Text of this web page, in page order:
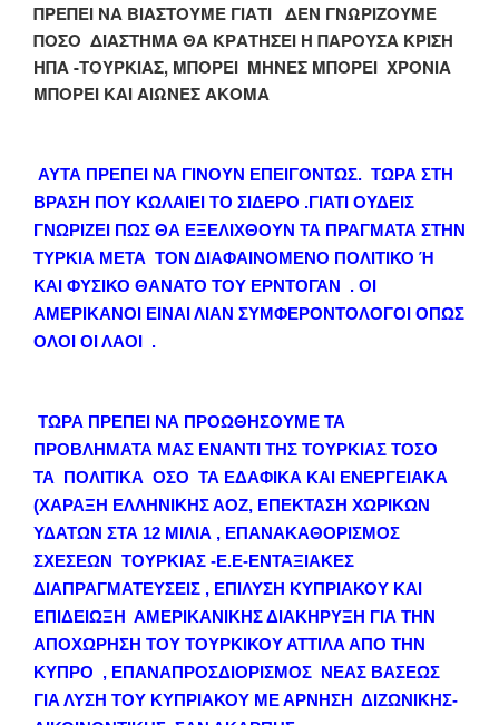
ΠΡΕΠΕΙ ΝΑ ΒΙΑΣΤΟΥΜΕ ΓΙΑΤΙ ΔΕΝ ΓΝΩΡΙΖΟΥΜΕ
ΠΟΣΟ ΔΙΑΣΤΗΜΑ ΘΑ ΚΡΑΤΗΣΕΙ Η ΠΑΡΟΥΣΑ ΚΡΙΣΗ
ΗΠΑ -ΤΟΥΡΚΙΑΣ, ΜΠΟΡΕΙ ΜΗΝΕΣ ΜΠΟΡΕΙ ΧΡΟΝΙΑ
ΜΠΟΡΕΙ ΚΑΙ ΑΙΩΝΕΣ ΑΚΟΜΑ
ΑΥΤΑ ΠΡΕΠΕΙ ΝΑ ΓΙΝΟΥΝ ΕΠΕΙΓΟΝΤΩΣ. ΤΩΡΑ ΣΤΗ
ΒΡΑΣΗ ΠΟΥ ΚΩΛΑΙΕΙ ΤΟ ΣΙΔΕΡΟ .ΓΙΑΤΙ ΟΥΔΕΙΣ
ΓΝΩΡΙΖΕΙ ΠΩΣ ΘΑ ΕΞΕΛΙΧΘΟΥΝ ΤΑ ΠΡΑΓΜΑΤΑ ΣΤΗΝ
ΤΥΡΚΙΑ ΜΕΤΑ ΤΟΝ ΔΙΑΦΑΙΝΟΜΕΝΟ ΠΟΛΙΤΙΚΟ Ή
ΚΑΙ ΦΥΣΙΚΟ ΘΑΝΑΤΟ ΤΟΥ ΕΡΝΤΟΓΑΝ . ΟΙ
ΑΜΕΡΙΚΑΝΟΙ ΕΙΝΑΙ ΛΙΑΝ ΣΥΜΦΕΡΟΝΤΟΛΟΓΟΙ ΟΠΩΣ
ΟΛΟΙ ΟΙ ΛΑΟΙ .
ΤΩΡΑ ΠΡΕΠΕΙ ΝΑ ΠΡΟΩΘΗΣΟΥΜΕ ΤΑ
ΠΡΟΒΛΗΜΑΤΑ ΜΑΣ ΕΝΑΝΤΙ ΤΗΣ ΤΟΥΡΚΙΑΣ ΤΟΣΟ
ΤΑ ΠΟΛΙΤΙΚΑ ΟΣΟ ΤΑ ΕΔΑΦΙΚΑ ΚΑΙ ΕΝΕΡΓΕΙΑΚΑ
(ΧΑΡΑΞΗ ΕΛΛΗΝΙΚΗΣ ΑΟΖ, ΕΠΕΚΤΑΣΗ ΧΩΡΙΚΩΝ
ΥΔΑΤΩΝ ΣΤΑ 12 ΜΙΛΙΑ , ΕΠΑΝΑΚΑΘΟΡΙΣΜΟΣ
ΣΧΕΣΕΩΝ ΤΟΥΡΚΙΑΣ -Ε.Ε-ΕΝΤΑΞΙΑΚΕΣ
ΔΙΑΠΡΑΓΜΑΤΕΥΣΕΙΣ , ΕΠΙΛΥΣΗ ΚΥΠΡΙΑΚΟΥ ΚΑΙ
ΕΠΙΔΕΙΩΞΗ ΑΜΕΡΙΚΑΝΙΚΗΣ ΔΙΑΚΗΡΥΞΗ ΓΙΑ ΤΗΝ
ΑΠΟΧΩΡΗΣΗ ΤΟΥ ΤΟΥΡΚΙΚΟΥ ΑΤΤΙΛΑ ΑΠΟ ΤΗΝ
ΚΥΠΡΟ , ΕΠΑΝΑΠΡΟΣΔΙΟΡΙΣΜΟΣ ΝΕΑΣ ΒΑΣΕΩΣ
ΓΙΑ ΛΥΣΗ ΤΟΥ ΚΥΠΡΙΑΚΟΥ ΜΕ ΑΡΝΗΣΗ ΔΙΖΩΝΙΚΗΣ-